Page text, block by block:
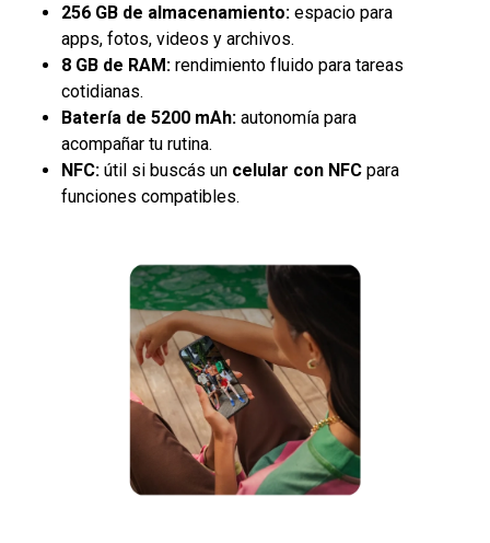
256 GB de almacenamiento: espacio para
apps, fotos, videos y archivos.
8 GB de RAM: rendimiento fluido para tareas
cotidianas.
Batería de 5200 mAh: autonomía para
acompañar tu rutina.
NFC: útil si buscás un celular con NFC para
funciones compatibles.